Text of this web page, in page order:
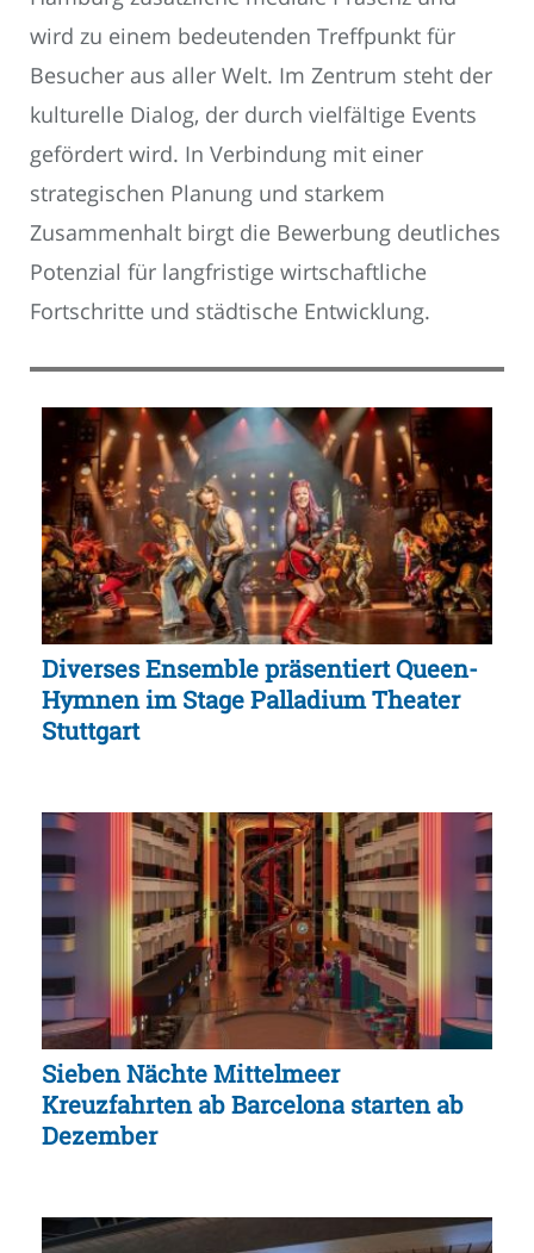
wird zu einem bedeutenden Treffpunkt für
Besucher aus aller Welt. Im Zentrum steht der
kulturelle Dialog, der durch vielfältige Events
gefördert wird. In Verbindung mit einer
strategischen Planung und starkem
Zusammenhalt birgt die Bewerbung deutliches
Potenzial für langfristige wirtschaftliche
Fortschritte und städtische Entwicklung.
Diverses Ensemble präsentiert Queen-
Hymnen im Stage Palladium Theater
Stuttgart
Sieben Nächte Mittelmeer
Kreuzfahrten ab Barcelona starten ab
Dezember